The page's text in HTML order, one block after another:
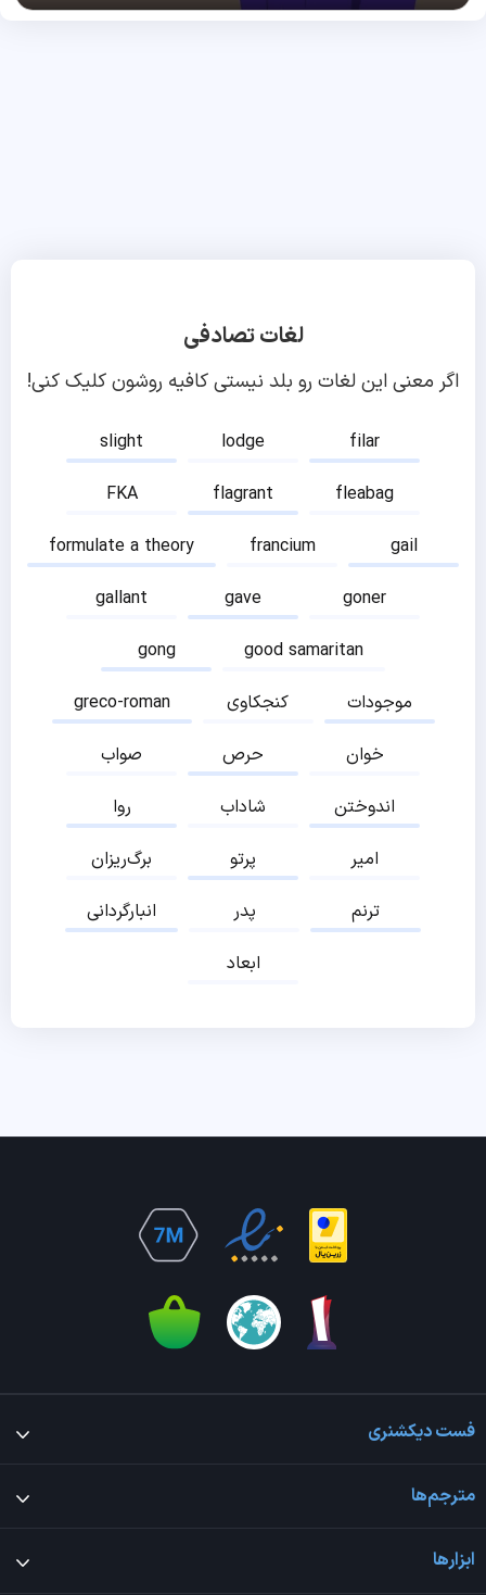
لغات تصادفی
اگر معنی این لغات رو بلد نیستی کافیه روشون کلیک کنی!
slight lodge
filar
FKA
flagrant
fleabag
formulate a theory
francium
gail
gallant
gave
goner
gong
good samaritan
greco-roman
کنجکاوی
موجودات
صواب
حرص
خوان
روا
شاداب
اندوختن
برگ‌ریزان
پرتو
امیر
انبارگردانی
پدر
ترنم
ابعاد
فست دیکشنری
مترجم‌ها
ابزارها